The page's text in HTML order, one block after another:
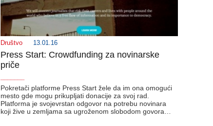
Društvo 13.01.16
Press Start: Crowdfunding za novinarske
priče
Pokretači platforme Press Start žele da im ona omogući
mesto gde mogu prikupljati donacije za svoj rad.
Platforma je svojevrstan odgovor na potrebu novinara
koji žive u zemljama sa ugroženom slobodom govora…